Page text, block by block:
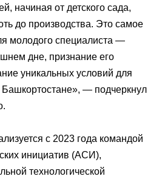
начиная от детского сада,
до производства. Это самое
молодого специалиста —
дне, признание его
уникальных условий для
Башкортостане», — подчеркнул
с 2023 года командой
инициатив (АСИ),
технологической